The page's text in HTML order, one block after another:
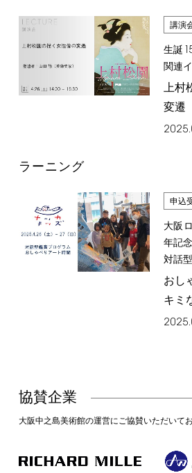
講演
生誕
関連
上村
変遷
ラーニング
申込
大阪
年記
対話
おし
キミ
協賛企業
大阪中之島美術館の運営にご協賛いただいて